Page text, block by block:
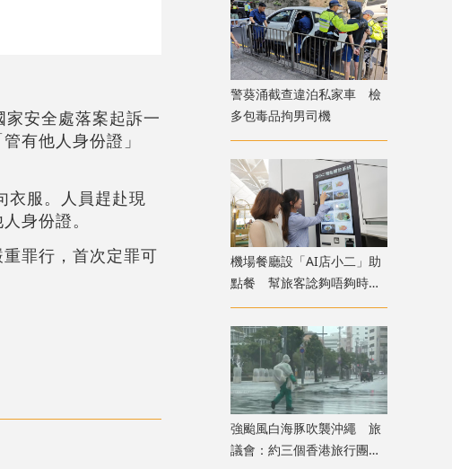
安全處落案起訴一
有他人身份證」
衣服。人員趕赴現
身份證。
罪行，首次定罪可
警葵涌截查違泊私家車 檢
多包毒品拘男司機
機場餐廳設「AI店小二」助
點餐 幫旅客諗夠唔夠時間
食完先上機
強颱風白海豚吹襲沖繩 旅
議會：約三個香港旅行團在